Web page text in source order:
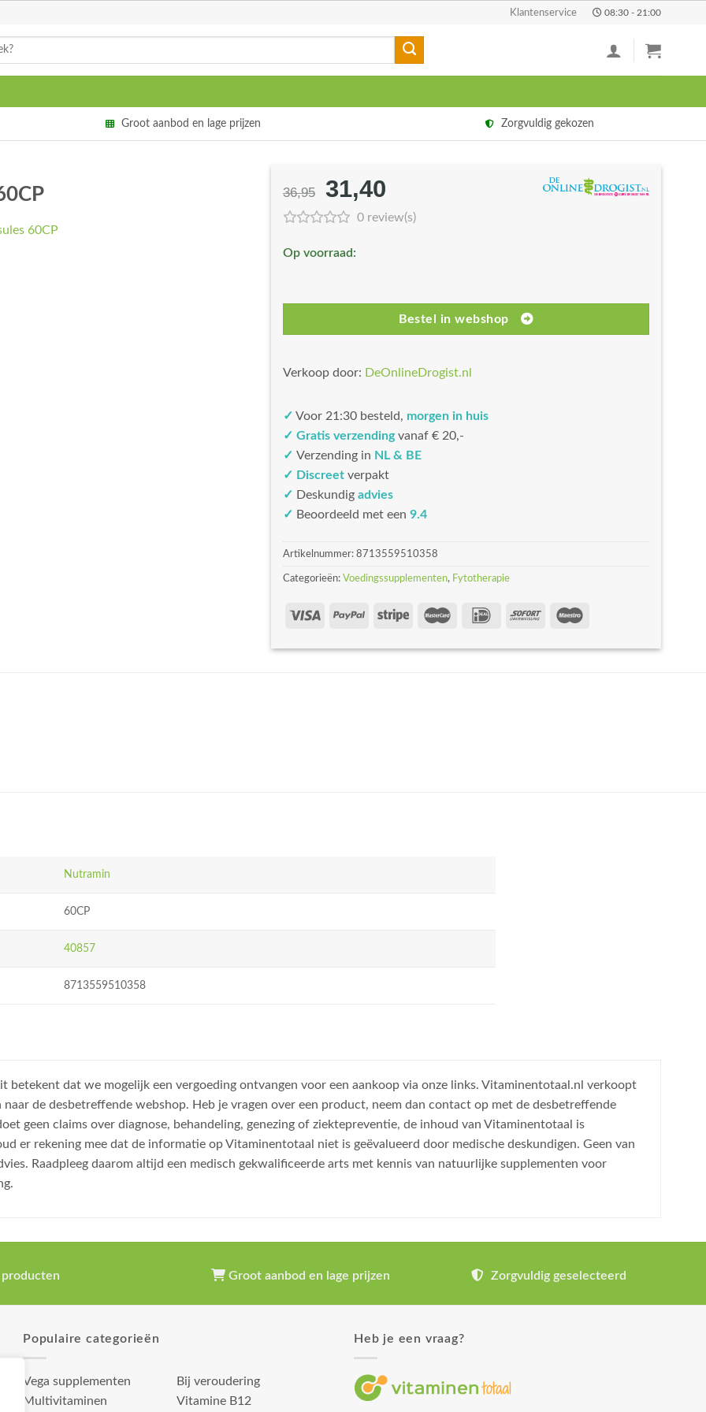
Klantenservice 08:30 - 21:00
Groot aanbod en lage prijzen Zorgvuldig gekozen
36,95
Oorspronkelijke
prijs
€36,95.
31,40
prijs
0 review(s)
Op voorraad:
Bestel in webshop
Verkoop door: DeOnlineDrogist.nl
✓ Voor 21:30 besteld, morgen in huis
✓ Gratis verzendingvanaf € 20,-
✓ Verzending in NL & BE
✓ Discreet verpakt
✓ Deskundig advies
✓ Beoordeeld met een 9.4
Artikelnummer: 8713559510358
Categorieën: Voedingssupplementen, Fytotherapie
Nutramin
60CP
40857
8713559510358
dat we mogelijk een vergoeding ontvangen voor een aankoop via onze links. Vitaminentotaal.nl verkoopt
de desbetreffende webshop. Heb je vragen over een product, neem dan contact op met de desbetreffende
geen claims over diagnose, behandeling, genezing of ziektepreventie, de inhoud van Vitaminentotaal is
er rekening mee dat de informatie op Vitaminentotaal niet is geëvalueerd door medische deskundigen. Geen van
Raadpleeg daarom altijd een medisch gekwalificeerde arts met kennis van natuurlijke supplementen voor
producten Groot aanbod en lage prijzen Zorgvuldig geselecteerd
Populaire categorieën
Vega supplementen
Multivitaminen
Bij veroudering
Vitamine B12
Heb je een vraag?